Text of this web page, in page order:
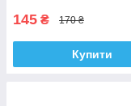
145 ₴ 170 ₴
Купити